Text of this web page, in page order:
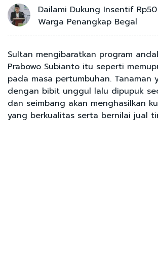
Dailami Dukung Insentif
Warga Penangkap Begal
Sultan mengibaratkan program
Prabowo Subianto itu seperti
pada masa pertumbuhan. Tanaman
dengan bibit unggul lalu dipupuk
dan seimbang akan menghasilkan
yang berkualitas serta bernilai jual